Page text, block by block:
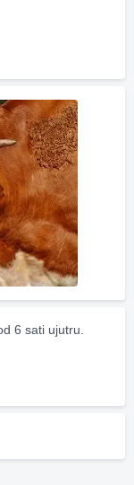
6 sati ujutru.